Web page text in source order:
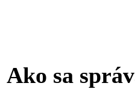
Ako sa